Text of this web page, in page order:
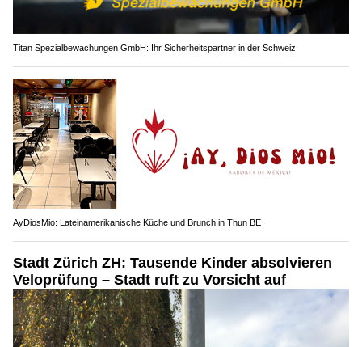
Titan Spezialbewachungen GmbH: Ihr Sicherheitspartner in der Schweiz
AyDiosMio: Lateinamerikanische Küche und Brunch in Thun BE
Stadt Zürich ZH: Tausende Kinder absolvieren
Veloprüfung – Stadt ruft zu Vorsicht auf